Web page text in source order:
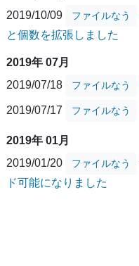
2019/10/09
ファイルなう
と個数を拡張しました
2019年 07月
2019/07/18
ファイルなう
2019/07/17 ファイルなう
2019年 01月
2019/01/20
ファイルなう
ド可能になりました